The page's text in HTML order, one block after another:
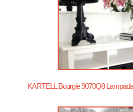
KARTELL Bourgie 9070Q8